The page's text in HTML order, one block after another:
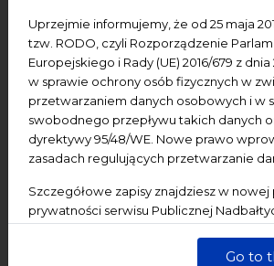
Uprzejmie informujemy, że od 25 maja
tzw. RODO, czyli Rozporządzenie
Europejskiego i Rady (UE) 2016/679 z dnia
w sprawie ochrony osób fizycznych w
przetwarzaniem danych osobowych i w
swobodnego przepływu takich danych
dyrektywy 95/48/WE. Nowe prawo
zasadach regulujących przetwarzanie
Szczegółowe zapisy znajdziesz w
prywatności serwisu Publicznej
dane są przetwarzane w sposób Go to
Konferencje
Literatura
oświadczenie
Podcast Pomerania
Warsztaty
wydarzenia bezpłatne
wydarzenie dostępne
Wydarzenie
Spotkania
Koncerty Wystawy
Starting date